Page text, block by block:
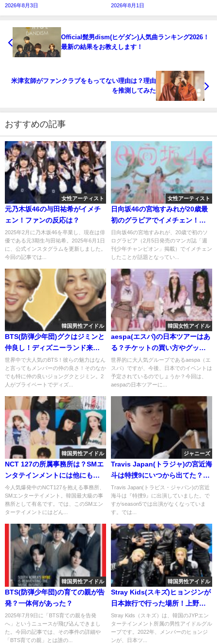
2026年8月3日 2026年8月1日
Official髭男dism(ヒゲダン)人気曲ランキング2026！
最新の結果をお教えします！
米津玄師がファンクラブをもってない理由は？理由
を推測してみた
おすすめの記事
女性アーティスト
元乃木坂46の与田祐希がイメチ
ェン！ファンの反応は？
2025年2月に乃木坂46を卒業し、現在は俳
優である元3期生与田祐希。2025年6月1日
に、公式インスタグラムを更新しました。
今回の記事では...
女性アーティスト
日向坂46の宮地すみれが20歳最
初のグラビアでイメチェン！ど
んなグラビア？
日向坂46の宮地すみれが、20歳で初のソ
ログラビア（2月5日発売のマンガ誌「週
刊少年チャンピオン」掲載）でイメチェン
したことが話題となってい...
韓国男性アイドル
BTS(防弾少年団)グクはジミンと
仲良し！ディズニーランド来園
やマニラ事件の情報も！
世界中で大人気のBTS！彼らの魅力はなん
と言ってもメンバーの仲の良さ！そのなか
でも特に仲の良いジョングクとジミン。2
人がプライベートでディズ...
韓国女性アイドル
aespa(エスパ)の日本ツアーはあ
る？チケットの買い方やグッズ
についても紹介！
世界的に大人気グループであるaespa（エ
スパ）ですが、今後、日本でのイベントは
予定されているのでしょうか？今回は、
aespaの日本ツアーに...
韓国男性アイドル
NCT 127の所属事務所は？SMエ
ンタテインメントには他にも有
名アーティストがいる！？
今人気爆発中のNCT127を抱える事務所、
SMエンターテイメント。韓国最大級の事
務所として有名です。では、このSMエン
ターテイメントにはどん...
ジャニーズ
Travis Japan(トラジャ)の宮近海
斗は特捜9にいつから出てた？一
時降板したのはアメリカ留学が
影響？
Travis Japan(トラビス・ジャパン)の宮近
海斗は『特捜9』に出演していました。で
すがseason5では出演がなくなっていま
す。では...
韓国男性アイドル
BTS(防弾少年団)の育ての親が告
発？一体何があった？
2025年7月9日に「BTS育ての親を告発
へ」というニュースが飛び込んできまし
た。今回の記事では、その事件の詳細や
「BTS育ての親」とは誰の...
韓国男性アイドル
Stray Kids(スキズ)ヒョンジンが
日本旅行で行った場所！上野や
新宿御苑や美術館など回った順
を紹介！
Stray Kids（スキズ）は、韓国のJYPエン
ターテインメント所属の男性アイドルグル
ープです。2022年、メンバーのヒョンジ
ンが、日本ツ...